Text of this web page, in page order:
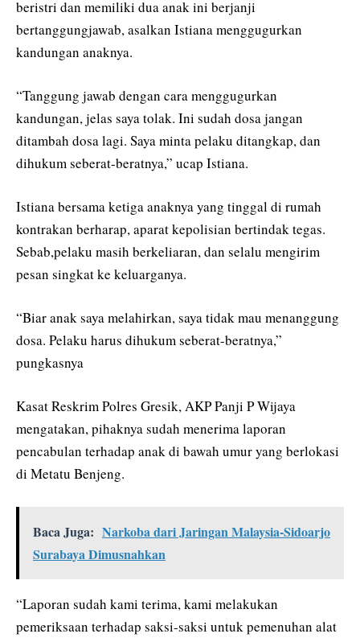
beristri dan memiliki dua anak ini berjanji
bertanggungjawab, asalkan Istiana menggugurkan
kandungan anaknya.
“Tanggung jawab dengan cara menggugurkan
kandungan, jelas saya tolak. Ini sudah dosa jangan
ditambah dosa lagi. Saya minta pelaku ditangkap, dan
dihukum seberat-beratnya,” ucap Istiana.
Istiana bersama ketiga anaknya yang tinggal di rumah
kontrakan berharap, aparat kepolisian bertindak tegas.
Sebab,pelaku masih berkeliaran, dan selalu mengirim
pesan singkat ke keluarganya.
“Biar anak saya melahirkan, saya tidak mau menanggung
dosa. Pelaku harus dihukum seberat-beratnya,”
pungkasnya
Kasat Reskrim Polres Gresik, AKP Panji P Wijaya
mengatakan, pihaknya sudah menerima laporan
pencabulan terhadap anak di bawah umur yang berlokasi
di Metatu Benjeng.
Baca Juga: Narkoba dari Jaringan Malaysia-Sidoarjo
Surabaya Dimusnahkan
“Laporan sudah kami terima, kami melakukan
pemeriksaan terhadap saksi-saksi untuk pemenuhan alat